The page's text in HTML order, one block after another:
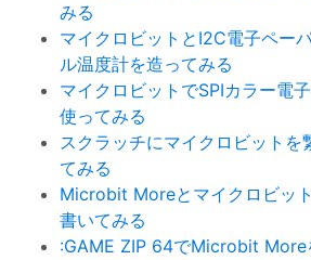
みる
マイクロビットとI2C電子ペー
ル温度計を造ってみる
マイクロビットでSPIカラー電
使ってみる
スクラッチにマイクロビットを
てみる
Microbit Moreとマイクロビッ
書いてみる
:GAME ZIP 64でMicrobit More